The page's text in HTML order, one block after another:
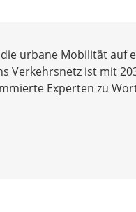
urbane Mobilität auf
Verkehrsnetz ist mit
Experten zu